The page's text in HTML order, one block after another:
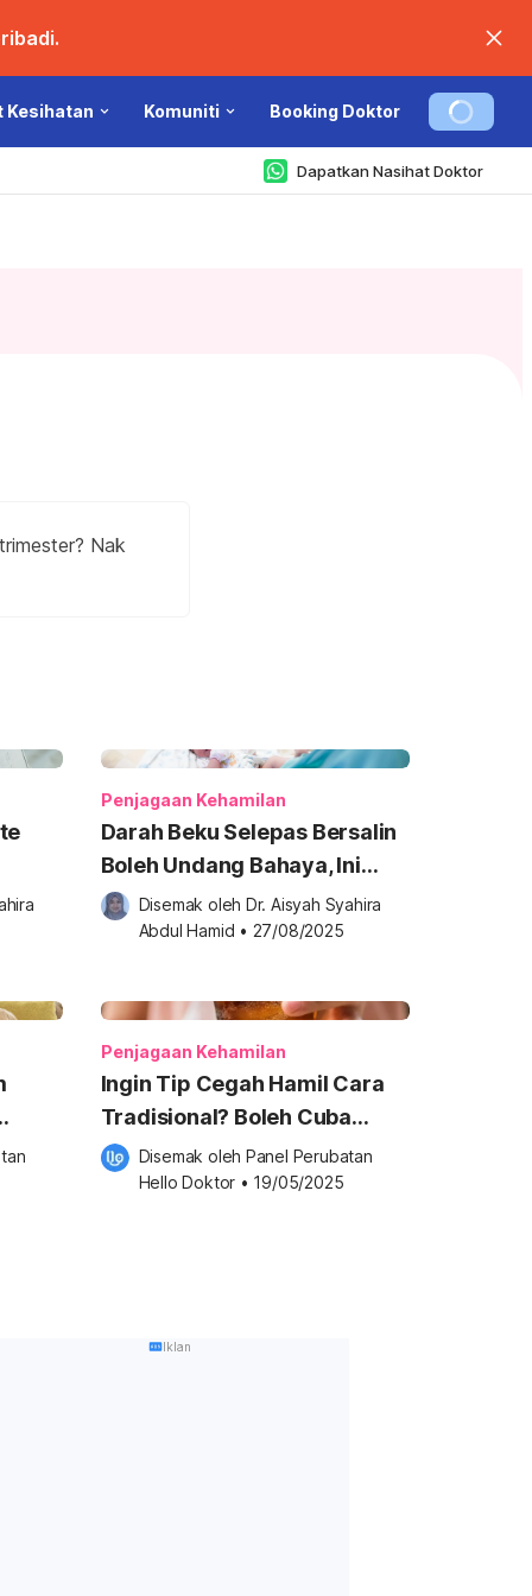
Kesihatan Komuniti Booking Doktor
Dapatkan Nasihat Doktor
Nak
Penjagaan Kehamilan
Darah Beku Selepas Bersalin
Boleh Undang Bahaya, Ini
Tanda Yang Ibu Perlu Peka!
Disemak oleh Dr. Aisyah Syahira
Abdul Hamid • 27/08/2025
Penjagaan Kehamilan
Ingin Tip Cegah Hamil Cara
Tradisional? Boleh Cuba
Ambil 10 Makanan & Minuman
Disemak oleh Panel Perubatan
Hello Doktor • 19/05/2025
Iklan